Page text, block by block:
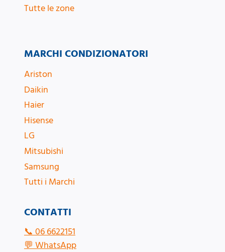
Tutte le zone
CONTATTI
📞06 6622151
💬WhatsApp
MARCHI CONDIZIONATORI
Ariston
Daikin
Haier
Hisense
LG
Mitsubishi
Samsung
Tutti i Marchi